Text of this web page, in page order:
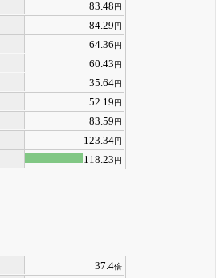
83.48円
84.29円
64.36円
60.43円
35.64円
52.19円
83.59円
123.34円
118.23円
37.4倍